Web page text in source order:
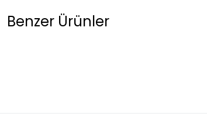
Benzer Ürünler